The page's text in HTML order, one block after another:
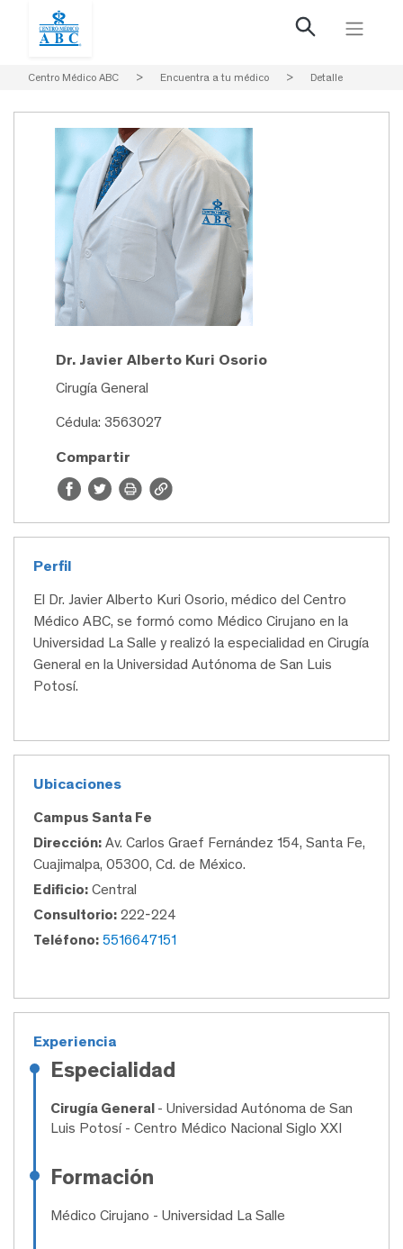
Centro Médico ABC > Encuentra a tu médico > Detalle
Dr. Javier Alberto Kuri Osorio
Cirugía General
Cédula: 3563027
Compartir
Perfil
El Dr. Javier Alberto Kuri Osorio, médico del Centro
Médico ABC, se formó como Médico Cirujano en la
Universidad La Salle y realizó la especialidad en Cirugía
General en la Universidad Autónoma de San Luis
Potosí.
Ubicaciones
Campus Santa Fe
Dirección: Av. Carlos Graef Fernández 154, Santa Fe,
Cuajimalpa, 05300, Cd. de México.
Edificio: Central
Consultorio: 222-224
Teléfono: 5516647151
Experiencia
Especialidad
Cirugía General - Universidad Autónoma de San
Luis Potosí - Centro Médico Nacional Siglo XXI
Formación
Médico Cirujano - Universidad La Salle